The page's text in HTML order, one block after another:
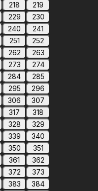
218
219
229
230
240
241
251
252
262
263
273
274
284
285
295
296
306
307
317
318
328
329
339
340
350
351
361
362
372
373
383 384